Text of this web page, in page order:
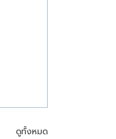
ดูทั้งหมด